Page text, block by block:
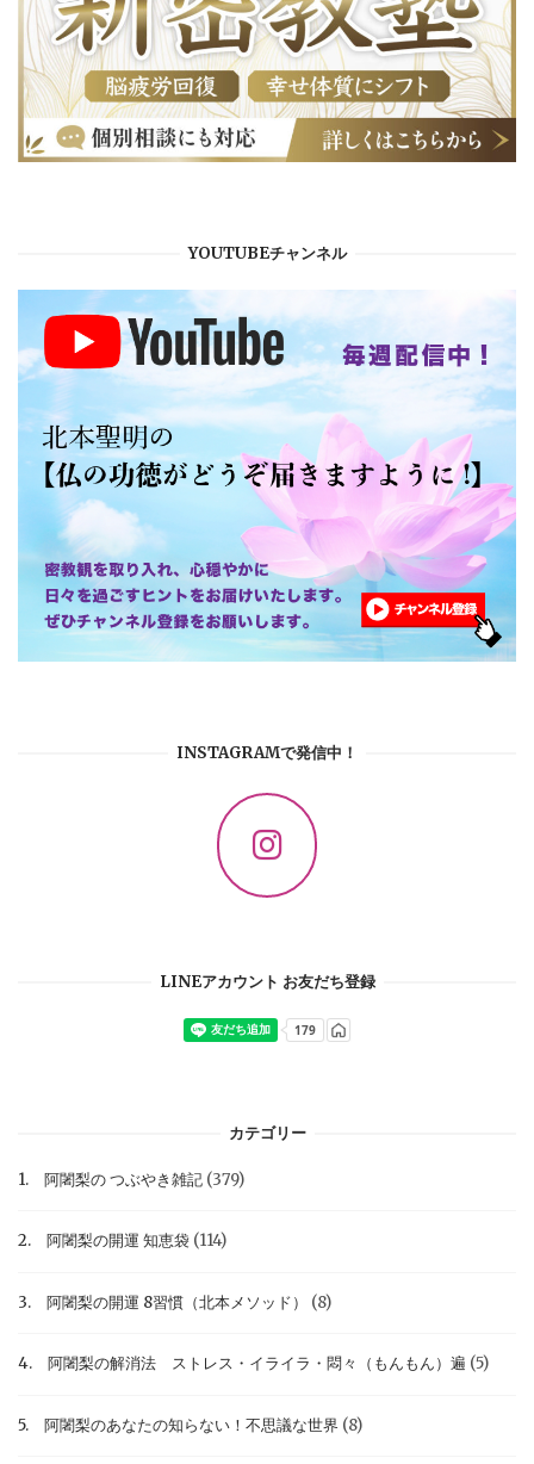
YOUTUBEチャンネル
INSTAGRAMで発信中！
LINEアカウント お友だち登録
カテゴリー
1. 阿闍梨の つぶやき雑記 (379)
2. 阿闍梨の開運 知恵袋 (114)
3. 阿闍梨の開運 8習慣（北本メソッド） (8)
4. 阿闍梨の解消法 ストレス・イライラ・悶々（もんもん）遍 (5)
5. 阿闍梨のあなたの知らない！不思議な世界 (8)